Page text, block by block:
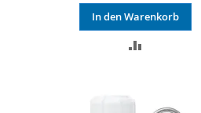
In den Warenkorb